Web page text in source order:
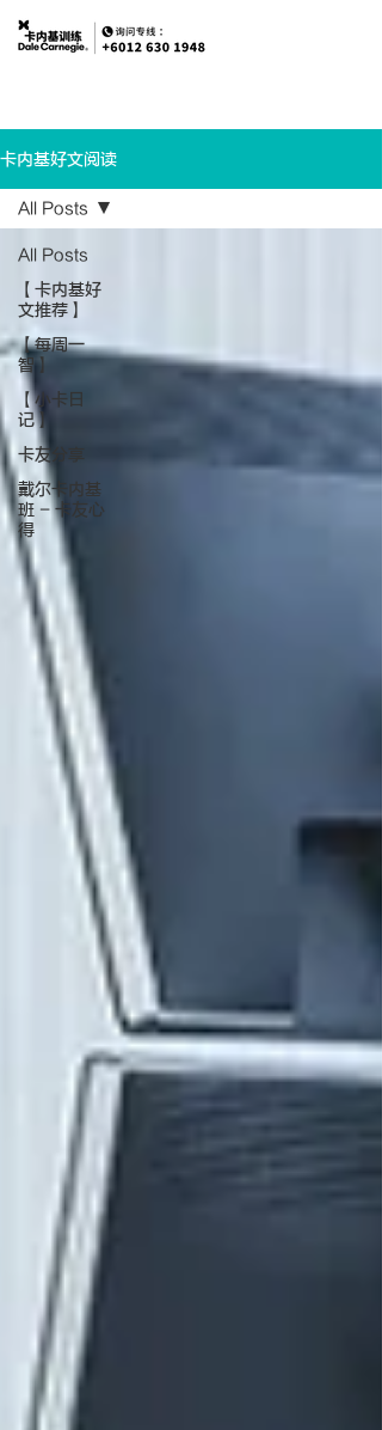
卡内基好文阅读
All Posts
【卡内基好
文推荐】
【每周一
智】
【小卡日
记】
卡友分享
戴尔卡内基
班 - 卡友心
得
All Posts